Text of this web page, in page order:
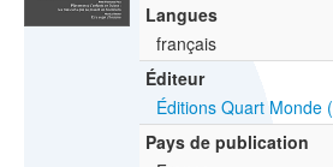
Langues
français
Éditeur
Éditions Quart
Pays de publication